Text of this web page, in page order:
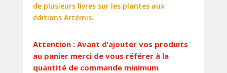
de plusieurs livres sur les plantes aux
éditions Artémis.
Attention : Avant d’ajouter vos produits
au panier merci de vous référer à la
quantité de commande minimum